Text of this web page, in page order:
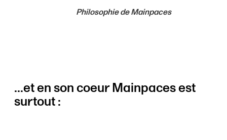
Philosophie de Mainpaces
...et en son coeur Mainpaces est
surtout :